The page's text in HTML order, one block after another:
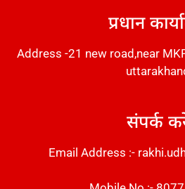
प्रधान
Address -21 new road,near
संपर्क
Email Address :-